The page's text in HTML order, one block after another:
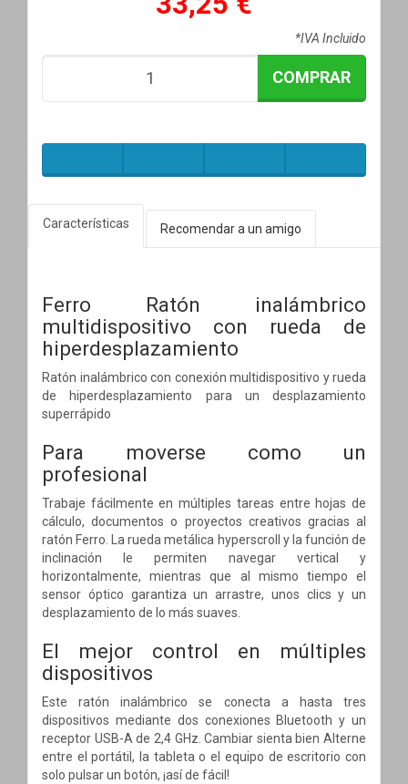
*IVA Incluido
COMPRAR
Características Recomendar a un amigo
Ferro Ratón inalámbrico
multidispositivo con rueda de
hiperdesplazamiento
Ratón inalámbrico con conexión multidispositivo y rueda
de hiperdesplazamiento para un desplazamiento
superrápido
Para moverse como un
profesional
Trabaje fácilmente en múltiples tareas entre hojas de
cálculo, documentos o proyectos creativos gracias al
ratón Ferro. La rueda metálica hyperscroll y la función de
inclinación le permiten navegar vertical y
horizontalmente, mientras que al mismo tiempo el
sensor óptico garantiza un arrastre, unos clics y un
desplazamiento de lo más suaves.
El mejor control en múltiples
dispositivos
Este ratón inalámbrico se conecta a hasta tres
dispositivos mediante dos conexiones Bluetooth y un
receptor USB-A de 2,4 GHz. Cambiar sienta bien Alterne
entre el portátil, la tableta o el equipo de escritorio con
solo pulsar un botón, ¡así de fácil!